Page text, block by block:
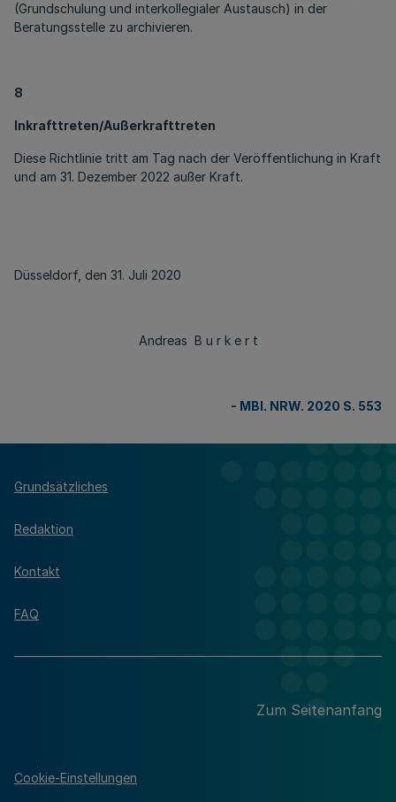
(Grundschulung und interkollegialer Austausch) in der
Beratungsstelle zu archivieren.
8
Inkrafttreten/Außerkrafttreten
Diese Richtlinie tritt am Tag nach der Veröffentlichung in Kraft
und am 31. Dezember 2022 außer Kraft.
Düsseldorf, den 31. Juli 2020
Andreas B u r k e r t
- MBl. NRW. 2020 S. 553
Grundsätzliches
Redaktion
Kontakt
FAQ
Zum Seitenanfang
Cookie-Einstellungen